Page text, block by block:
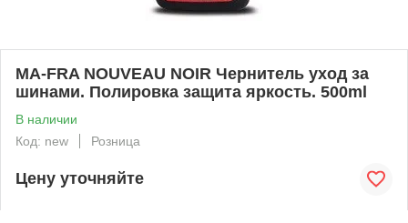
MA-FRA NOUVEAU NOIR Чернитель уход за
шинами. Полировка защита яркость. 500ml
В наличии
Код: new
Розница
Цену уточняйте